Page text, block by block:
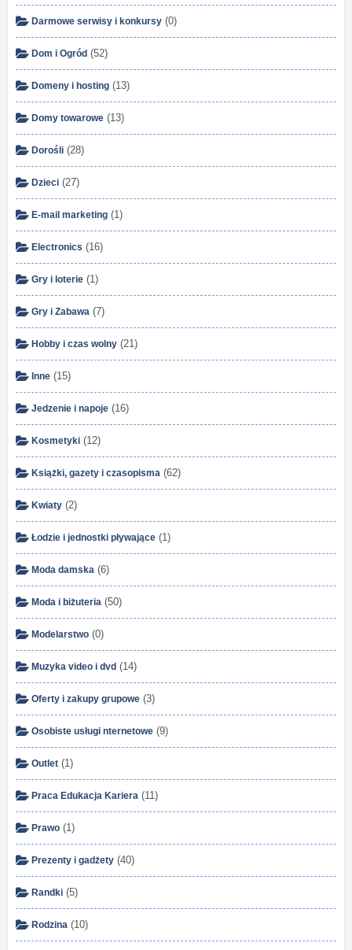
Darmowe serwisy i konkursy (0)
Dom i Ogród (52)
Domeny i hosting (13)
Domy towarowe (13)
Dorośli (28)
Dzieci (27)
E-mail marketing (1)
Electronics (16)
Gry i loterie (1)
Gry i Zabawa (7)
Hobby i czas wolny (21)
Inne (15)
Jedzenie i napoje (16)
Kosmetyki (12)
Książki, gazety i czasopisma (62)
Kwiaty (2)
Łodzie i jednostki pływające (1)
Moda damska (6)
Moda i biżuteria (50)
Modelarstwo (0)
Muzyka video i dvd (14)
Oferty i zakupy grupowe (3)
Osobiste usługi nternetowe (9)
Outlet (1)
Praca Edukacja Kariera (11)
Prawo (1)
Prezenty i gadżety (40)
Randki (5)
Rodzina (10)